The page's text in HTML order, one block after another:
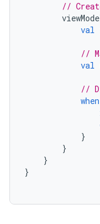
//
val
//
val
//
when
}
}
}
}